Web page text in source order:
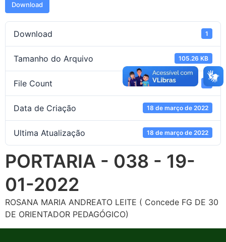
Download
Download 1
Tamanho do Arquivo 105.26 KB
File Count
Data de Criação 18 de março de 2022
Ultima Atualização 18 de março de 2022
PORTARIA - 038 - 19-
01-2022
ROSANA MARIA ANDREATO LEITE ( Concede FG DE 30
DE ORIENTADOR PEDAGÓGICO)